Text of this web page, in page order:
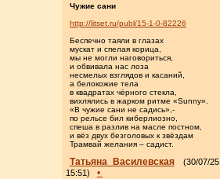
Чужие сани
http://litset.ru/publ/15-1-0-82226
Беспечно таяли в глазах
мускат и спелая корица,
мы не могли наговориться,
и обвивала нас лоза
несмелых взглядов и касаний,
а белокожие тела
в квадратах чёрного стекла,
вихлялись в жарком ритме «Sunny».
«В чужие сани не садись»,-
по рельсе бил киберлиозно,
спеша в разлив на масле постном,
и вёз двух безголовых к звёздам
Трамвай желания – садист.
Татьяна_Василевская
(30/07/25
15:51)
•